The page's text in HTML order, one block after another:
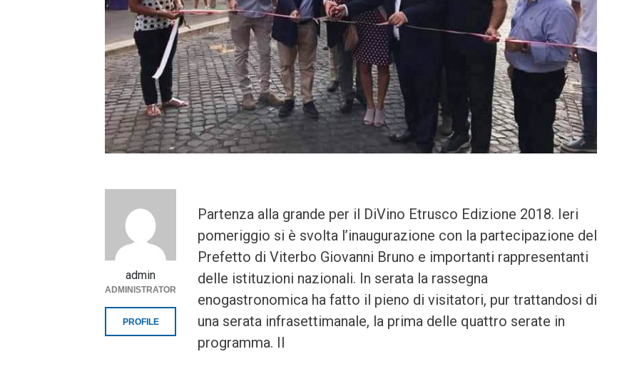
Partenza alla grande per il DiVino Etrusco Edizione 2018. Ieri
pomeriggio si è svolta l’inaugurazione con la partecipazione del
Prefetto di Viterbo Giovanni Bruno e importanti rappresentanti
delle istituzioni nazionali. In serata la rassegna
enogastronomica ha fatto il pieno di visitatori, pur trattandosi di
una serata infrasettimanale, la prima delle quattro serate in
programma. Il
admin
ADMINISTRATOR
PROFILE